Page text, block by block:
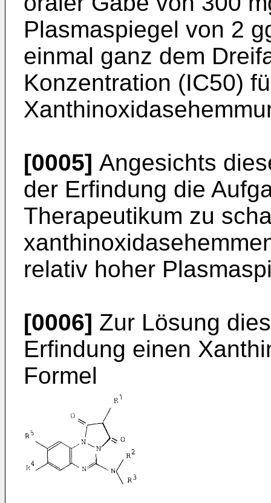
Plasmaspiegel von 2
einmal ganz dem
Konzentration (IC50)
[0005] Angesichts
der Erfindung die
Therapeutikum zu
relativ hoher
[0006] Zur Lösung
Erfindung einen
Formel